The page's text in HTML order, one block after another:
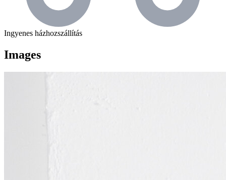
Ingyenes házhozszállítás
Images